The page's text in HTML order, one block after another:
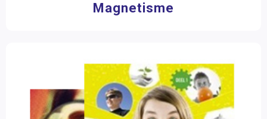
Magnetisme